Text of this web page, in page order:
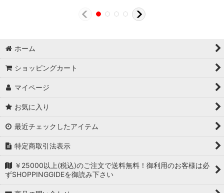
ホーム
ショッピングカート
マイページ
お気に入り
最近チェックしたアイテム
特定商取引法表示
￥25000以上(税込)のご注文で送料無料！御利用のお客様は必
ずSHOPPINGGIDEを御読み下さい